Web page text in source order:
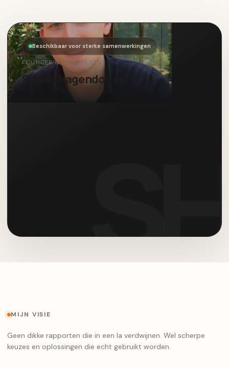
Beschikbaar voor sterke samenwerkingen
FOUNDER & CONSULTANT
Sjoerd Hagendoorn
MIJN VISIE
Geen dikke rapporten die in een la verdwijnen. Wel scherpe
keuzes en oplossingen die echt gebruikt worden.